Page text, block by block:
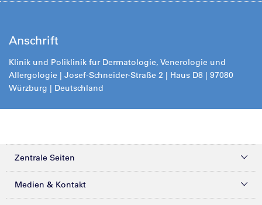
Anschrift
Klinik und Poliklinik für Dermatologie, Venerologie und
Allergologie | Josef-Schneider-Straße 2 | Haus D8 | 97080
Würzburg | Deutschland
Zentrale Seiten
Kliniken & Zentren
Medien & Kontakt